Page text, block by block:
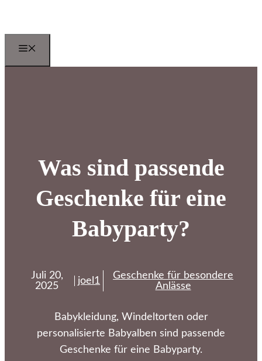
springen
Was sind passende
Geschenke für eine
Babyparty?
Juli 20,
2025
joel1
Geschenke für besondere
Anlässe
Babykleidung, Windeltorten oder
personalisierte Babyalben sind passende
Geschenke für eine Babyparty.